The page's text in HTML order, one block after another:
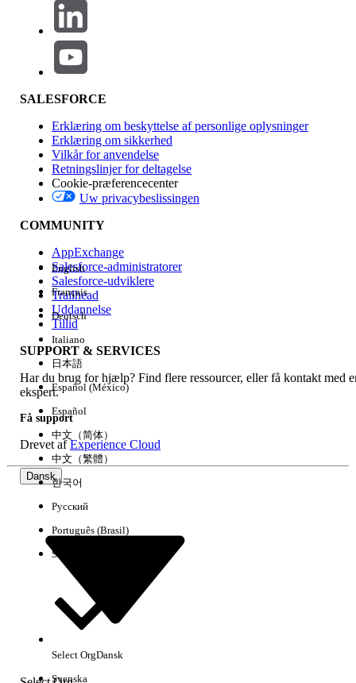
Funktionspåvirkning
Version
Experience
Ryd alle Udført
Her er nogle søgetips
Kontroller stavemåden for dine søgeord.
SALESFORCE
Erklæring om beskyttelse af personlige oplysninger
Erklæring om sikkerhed
Vilkår for anvendelse
Retningslinjer for deltagelse
Cookie-præferencecenter
Uw privacybeslissingen
COMMUNITY
AppExchange
Salesforce-administratorer
Salesforce-udviklere
Trailhead
Uddannelse
Tillid
SUPPORT & SERVICES
Har du brug for hjælp? Find flere ressourcer, eller få kontakt med
ekspert.
Få support
Drevet afExperience Cloud
Dansk
English
Français
Deutsch
Italiano
日本語
Español (México)
Español
中文（简体）
中文（繁體）
한국어
Русский
Português (Brasil)
Suomi
Select OrgDansk
Svenska